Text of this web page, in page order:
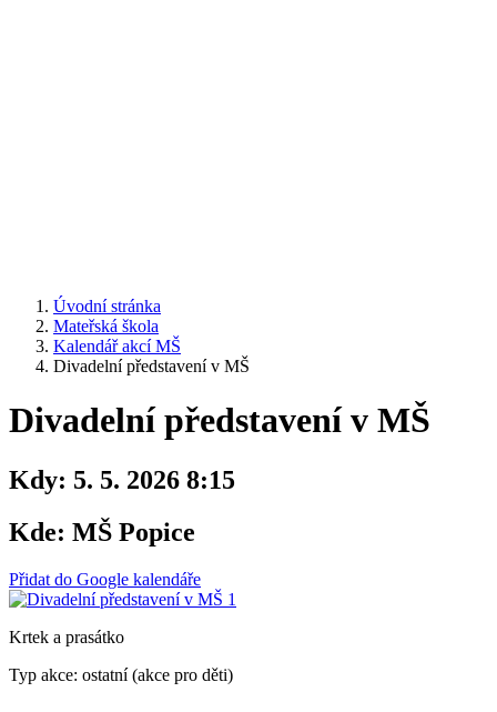
Úvodní stránka
Mateřská škola
Kalendář akcí MŠ
Divadelní představení v MŠ
Divadelní představení v MŠ
Kdy: 5. 5. 2026 8:15
Kde: MŠ Popice
Přidat do Google kalendáře
Krtek a prasátko
Typ akce: ostatní (akce pro děti)